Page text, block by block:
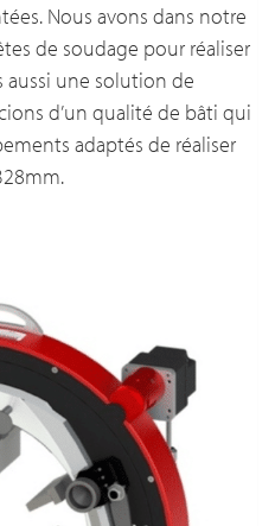
Nous avons dans notre
de soudage pour réaliser
aussi une solution de
d’un qualité de bâti qui
adaptés de réaliser